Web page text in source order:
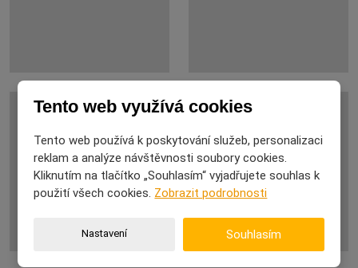
Tento web využívá cookies
Tento web používá k poskytování služeb, personalizaci
reklam a analýze návštěvnosti soubory cookies.
Kliknutím na tlačítko „Souhlasím“ vyjadřujete souhlas k
použití všech cookies. Zobrazit podrobnosti
Nastavení Souhlasím